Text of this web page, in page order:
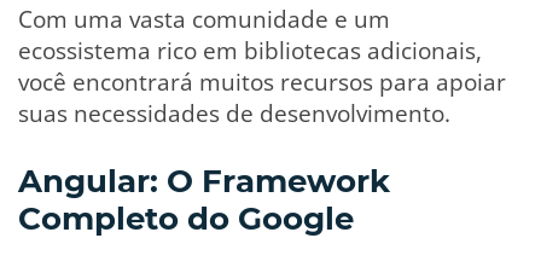
Com uma vasta comunidade e um
ecossistema rico em bibliotecas adicionais,
você encontrará muitos recursos para apoiar
suas necessidades de desenvolvimento.
Angular: O Framework
Completo do Google